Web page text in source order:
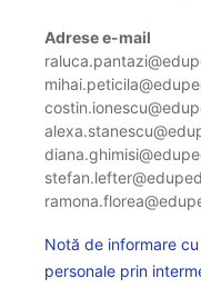
Adrese e-mail
Notă de informare
personale prin